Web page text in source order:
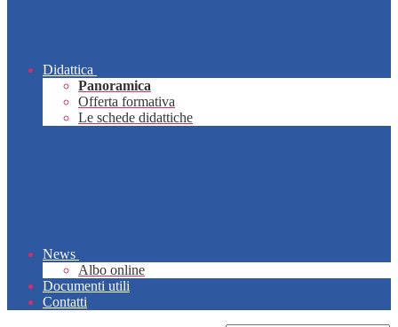
Didattica
Panoramica
Offerta formativa
Le schede didattiche
News
Albo online
Documenti utili
Contatti